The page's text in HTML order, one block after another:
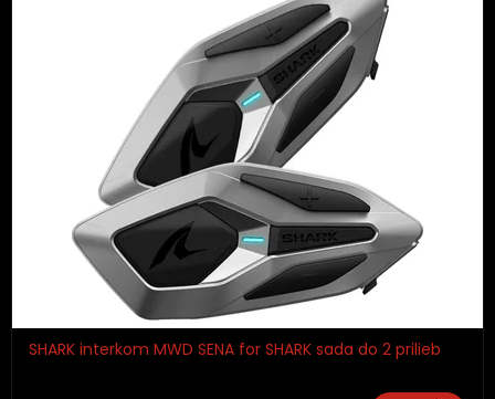
SHARK interkom MWD SENA for SHARK sada do 2 prilieb